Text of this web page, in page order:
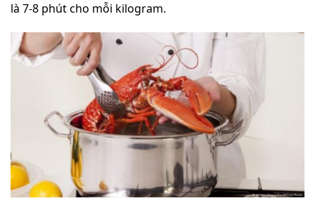
là 7-8 phút cho mỗi kilogram.